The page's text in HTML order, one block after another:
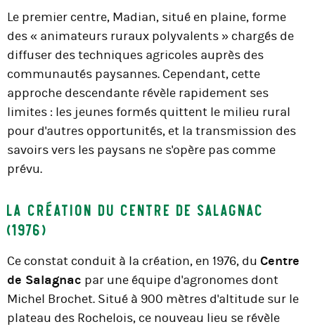
Le premier centre, Madian, situé en plaine, forme
des « animateurs ruraux polyvalents » chargés de
diffuser des techniques agricoles auprès des
communautés paysannes. Cependant, cette
approche descendante révèle rapidement ses
limites : les jeunes formés quittent le milieu rural
pour d'autres opportunités, et la transmission des
savoirs vers les paysans ne s'opère pas comme
prévu.
La création du Centre de Salagnac
(1976)
Ce constat conduit à la création, en 1976, du Centre
de Salagnac par une équipe d'agronomes dont
Michel Brochet. Situé à 900 mètres d'altitude sur le
plateau des Rochelois, ce nouveau lieu se révèle